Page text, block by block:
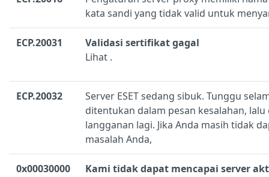
kata sandi yang tidak valid untuk
ECP.20031
Validasi sertifikat gagal
Lihat .
ECP.20032
Server ESET sedang sibuk. Tunggu
ditentukan dalam pesan kesalahan,
langganan lagi. Jika Anda masih tidak
masalah Anda,
0x00030000
Kami tidak dapat mencapai server